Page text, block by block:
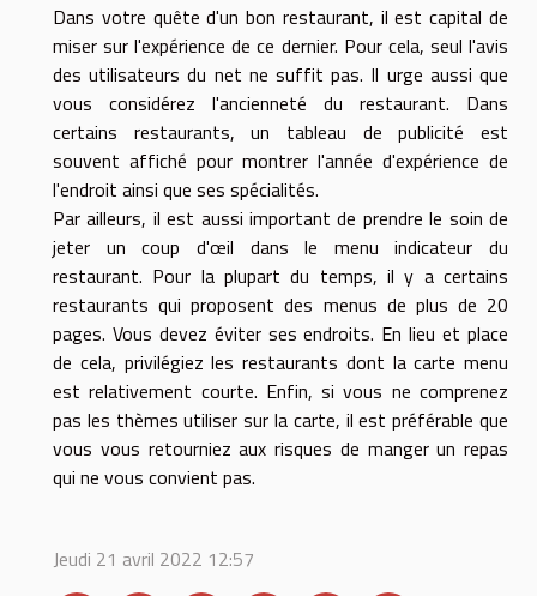
Dans votre quête d'un bon restaurant, il est capital de
miser sur l'expérience de ce dernier. Pour cela, seul l'avis
des utilisateurs du net ne suffit pas. Il urge aussi que
vous considérez l'ancienneté du restaurant. Dans
certains restaurants, un tableau de publicité est
souvent affiché pour montrer l'année d'expérience de
l'endroit ainsi que ses spécialités.
Par ailleurs, il est aussi important de prendre le soin de
jeter un coup d'œil dans le menu indicateur du
restaurant. Pour la plupart du temps, il y a certains
restaurants qui proposent des menus de plus de 20
pages. Vous devez éviter ses endroits. En lieu et place
de cela, privilégiez les restaurants dont la carte menu
est relativement courte. Enfin, si vous ne comprenez
pas les thèmes utiliser sur la carte, il est préférable que
vous vous retourniez aux risques de manger un repas
qui ne vous convient pas.
Jeudi 21 avril 2022 12:57